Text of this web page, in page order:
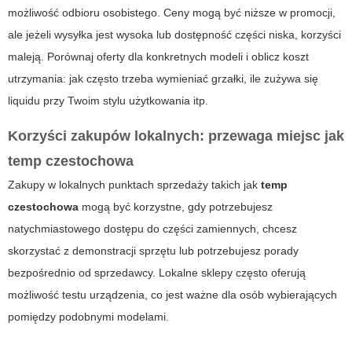
możliwość odbioru osobistego. Ceny mogą być niższe w promocji,
ale jeżeli wysyłka jest wysoka lub dostępność części niska, korzyści
maleją. Porównaj oferty dla konkretnych modeli i oblicz koszt
utrzymania: jak często trzeba wymieniać grzałki, ile zużywa się
liquidu przy Twoim stylu użytkowania itp.
Korzyści zakupów lokalnych: przewaga miejsc jak
temp czestochowa
Zakupy w lokalnych punktach sprzedaży takich jak temp
czestochowa mogą być korzystne, gdy potrzebujesz
natychmiastowego dostępu do części zamiennych, chcesz
skorzystać z demonstracji sprzętu lub potrzebujesz porady
bezpośrednio od sprzedawcy. Lokalne sklepy często oferują
możliwość testu urządzenia, co jest ważne dla osób wybierających
pomiędzy podobnymi modelami.